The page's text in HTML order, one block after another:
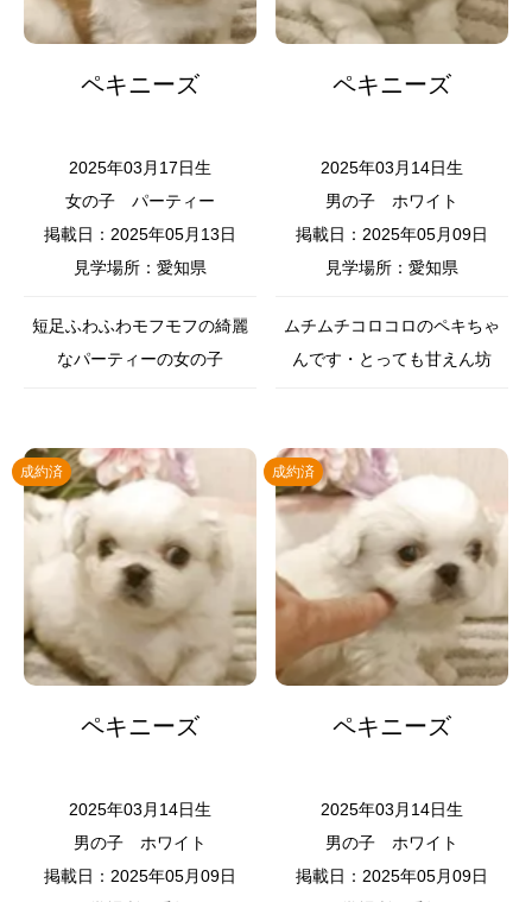
ペキニーズ
2025年03月17日生
女の子
パーティー
掲載日：2025年05月13日
見学場所：愛知県
短足ふわふわモフモフの綺麗
なパーティーの女の子
ペキニーズ
2025年03月14日生
男の子
ホワイト
掲載日：2025年05月09日
見学場所：愛知県
ムチムチコロコロのペキちゃ
んです・とっても甘えん坊
成約済
ペキニーズ
2025年03月14日生
男の子
ホワイト
掲載日：2025年05月09日
成約済
ペキニーズ
2025年03月14日生
男の子
ホワイト
掲載日：2025年05月09日